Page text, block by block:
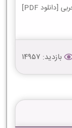
دانلود فایل PDF کتاب فارسی پایه دهم رشته تجربی [دانلود PDF]
بازدید: 14957